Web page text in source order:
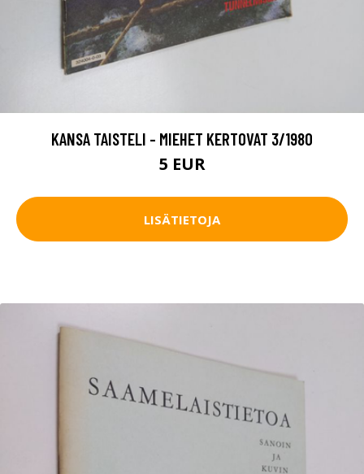
KANSA TAISTELI - MIEHET KERTOVAT 3/1980
5 EUR
LISÄTIETOJA